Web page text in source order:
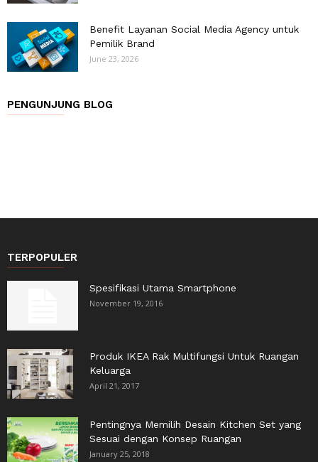
Benefit Layanan Social Media Agency untuk
Pemilik Brand
June 23, 2026
PENGUNJUNG BLOG
TERPOPULER
Spesifikasi Utama Smartphone
November 19, 2016
Produk IKEA Rak Multifungsi Untuk Ruangan
Keluarga
April 21, 2017
Pentingnya Memilih Desain Kitchen Set yang
Sesuai dengan Konsep Ruangan
January 25, 2018